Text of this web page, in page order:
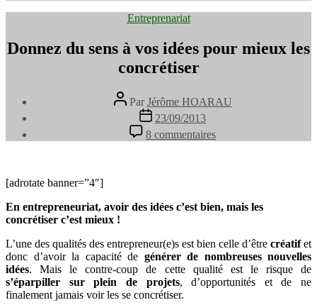
Catégories
Entreprenariat
Donnez du sens à vos idées pour mieux les
concrétiser
Auteur
de
l’article
Par Jérôme HOARAU
Date
de
l’article
23/09/2013
8 commentaires
Donnez
idées
les
concrétiser
[adrotate banner=”4″]
En entrepreneuriat, avoir des idées c’est bien, mais les
concrétiser c’est mieux !
L’une des qualités des entrepreneur(e)s est bien celle d’être créatifet
donc d’avoir la capacité de générer de nombreuses nouvelles
idées. Mais le contre-coup de cette qualité est le risque de
s’éparpiller sur plein de projets, d’opportunités et de ne
finalement jamais voir les se concrétiser.